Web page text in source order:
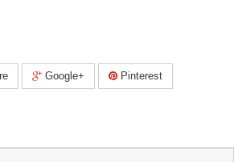
Google+ Pinterest